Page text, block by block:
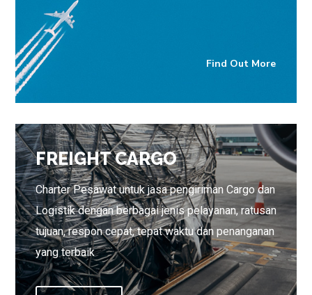
Find Out More
FREIGHT CARGO
Charter Pesawat untuk jasa pengiriman Cargo dan
Logistik dengan berbagai jenis pelayanan, ratusan
tujuan, respon cepat, tepat waktu dan penanganan
yang terbaik